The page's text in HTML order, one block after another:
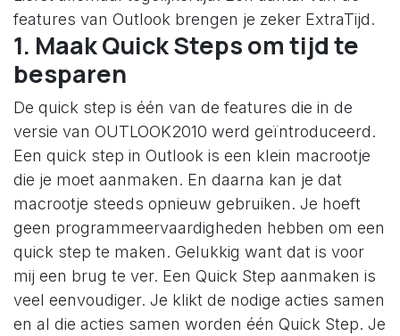
features van Outlook brengen je zeker ExtraTijd.
1. Maak Quick Steps om tijd te
besparen
De quick step is één van de features die in de
versie van OUTLOOK2010 werd geïntroduceerd.
Een quick step in Outlook is een klein macrootje
die je moet aanmaken. En daarna kan je dat
macrootje steeds opnieuw gebruiken. Je hoeft
geen programmeervaardigheden hebben om een
quick step te maken. Gelukkig want dat is voor
mij een brug te ver. Een Quick Step aanmaken is
veel eenvoudiger. Je klikt de nodige acties samen
en al die acties samen worden één Quick Step. Je